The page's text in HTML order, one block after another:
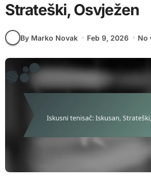
Strateški, Osvježen
By Marko Novak Feb 9, 2026 No